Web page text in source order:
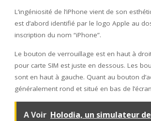
L’ingéniosité de l’iPhone vient de son
est d’abord identifié par le logo Apple au
inscription du nom “iPhone”.
Le bouton de verrouillage est en haut à
pour carte SIM est juste en dessous. Les
sont en haut à gauche. Quant au bouton
généralement rond et situé en bas de
A Voir Holodia, un simulateur